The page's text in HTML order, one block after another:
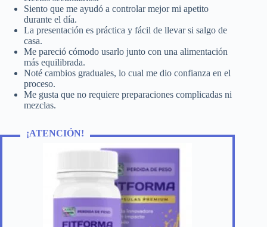
Siento que me ayudó a controlar mejor mi apetito
durante el día.
La presentación es práctica y fácil de llevar si salgo de
casa.
Me pareció cómodo usarlo junto con una alimentación
más equilibrada.
Noté cambios graduales, lo cual me dio confianza en el
proceso.
Me gusta que no requiere preparaciones complicadas ni
mezclas.
¡ATENCIÓN!